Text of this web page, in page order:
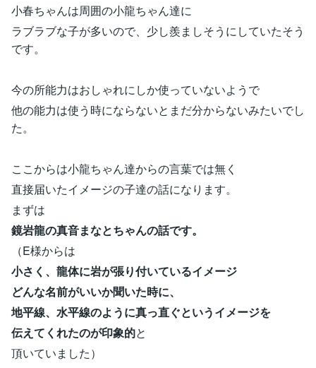
小春ちゃんは周囲の小龍ちゃん達に
ラブラブな子が多いので、少し羨ましそうにしていたそう
です。
今の所能力はおしゃれにしか使っていないようで
他の能力は使う時にならないとまだ分からないみたいでし
た。
ここからは小龍ちゃん達からの言葉では無く
直接届いたイメージの子達の話になります。
まずは
鏡岩龍の真音まなとちゃんの話です。
（E様からは
小さく、龍体に岩が張り付いているイメージ
どんな名前がいいか聞いた時に、
地平線、水平線のように真っ直ぐというイメージを
伝えてくれたのが印象的と
頂いていました）